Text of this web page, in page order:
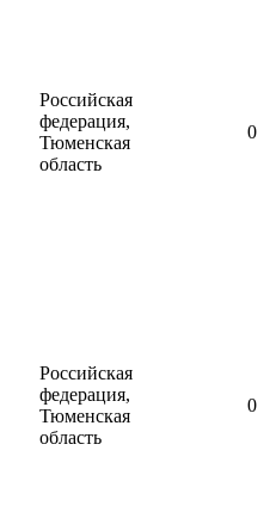
Российская
федерация,
Тюменская
область
0
Российская
федерация,
Тюменская
область
0